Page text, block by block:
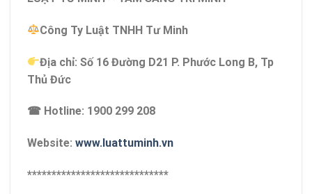
Công Ty Luật TNHH Tư Minh
Địa chỉ: Số 16 Đường D21 P. Phước Long B, Tp
Thủ Đức
☎ Hotline: 1900 299 208
Website: www.luattuminh.vn
*****************************